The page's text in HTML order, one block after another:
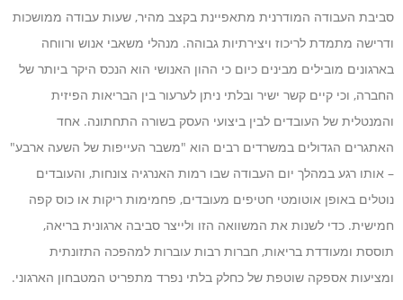
סביבת העבודה המודרנית מתאפיינת בקצב מהיר, שעות עבודה ממושכות
ודרישה מתמדת לריכוז ויצירתיות גבוהה. מנהלי משאבי אנוש ורווחה
בארגונים מובילים מבינים כיום כי ההון האנושי הוא הנכס היקר ביותר של
החברה, וכי קיים קשר ישיר ובלתי ניתן לערעור בין הבריאות הפיזית
והמנטלית של העובדים לבין ביצועי העסק בשורה התחתונה. אחד
האתגרים הגדולים במשרדים רבים הוא "משבר העייפות של השעה ארבע"
– אותו רגע במהלך יום העבודה שבו רמות האנרגיה צונחות, והעובדים
נוטלים באופן אוטומטי חטיפים מעובדים, פחמימות ריקות או כוס קפה
חמישית. כדי לשנות את המשוואה הזו ולייצר סביבה ארגונית בריאה,
תוססת ומעודדת בריאות, חברות רבות עוברות למהפכה התזונתית
ומציעות אספקה שוטפת של כחלק בלתי נפרד מתפריט המטבחון הארגוני.